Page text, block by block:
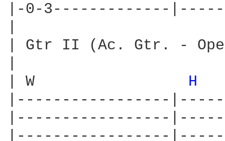
|-0-3-------------
| Gtr II (Ac. Gtr. -
| W H
|-----------------
|-----------------
|-----------------